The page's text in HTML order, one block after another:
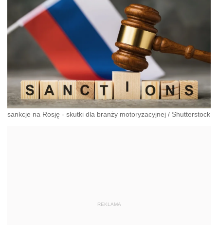
sankcje na Rosję - skutki dla branży motoryzacyjnej / Shutterstock